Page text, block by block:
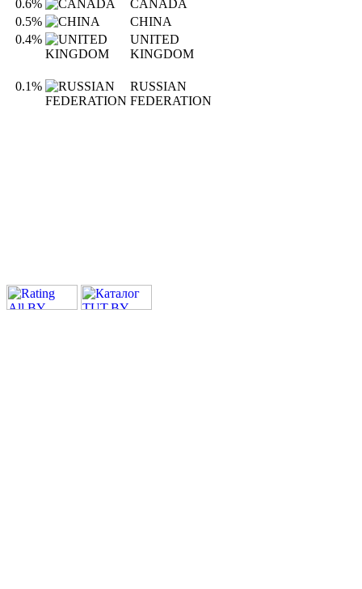
0.6%
CANADA
0.5%
CHINA
0.4%
UNITED
KINGDOM
0.1%
RUSSIAN
FEDERATION